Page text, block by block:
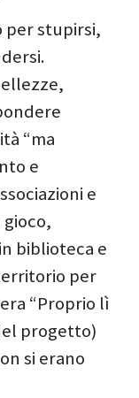
per stupirsi,
“ma
e
e
biblioteca e
per
“Proprio lì
progetto)
si erano